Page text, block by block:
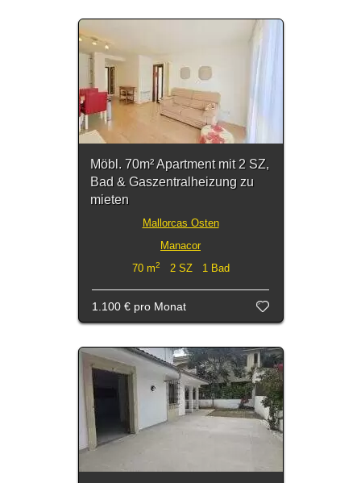
Möbl. 70m² Apartment mit 2 SZ,
Bad & Gaszentralheizung zu
mieten
Mallorcas Osten
Manacor
70 m2 2 SZ 1 Bad
1.100 € pro Monat